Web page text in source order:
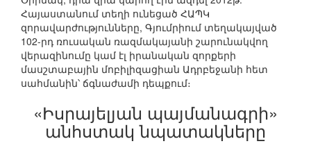
Հայաստանում տեղի ունեցած ՀԱՊԿ
զորավարժությունները, Գյումրիում տեղակայված
102-րդ ռուսական ռազմակայանի շարունակվող
վերազինումը կամ էլ իրանական զորքերի
մասշտաբային մոբիլիզացիան Ադրբեջանի հետ
սահմանին՝ ճգնաժամի դեպքում։
«Իսրայելյան պայմանագրի»
անհստակ նպատակները